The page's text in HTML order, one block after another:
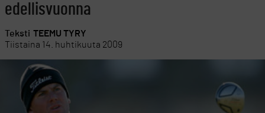
edellisvuonna
Teksti TEEMU TYRY
Tiistaina 14. huhtikuuta 2009